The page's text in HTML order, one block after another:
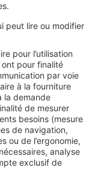
peut lire ou modifier
pour l’utilisation
ont pour finalité
par voie
à la fourniture
la demande
de mesurer
besoins (mesure
de navigation,
ou de l’ergonomie,
analyse
exclusif de